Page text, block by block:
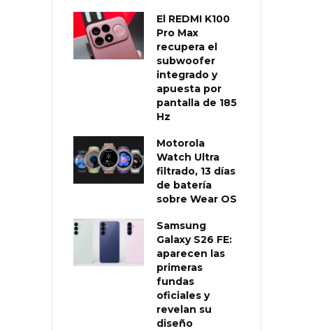
El REDMI K100
Pro Max
recupera el
subwoofer
integrado y
apuesta por
pantalla de 185
Hz
Motorola
Watch Ultra
filtrado, 13 días
de batería
sobre Wear OS
Samsung
Galaxy S26 FE:
aparecen las
primeras
fundas
oficiales y
revelan su
diseño